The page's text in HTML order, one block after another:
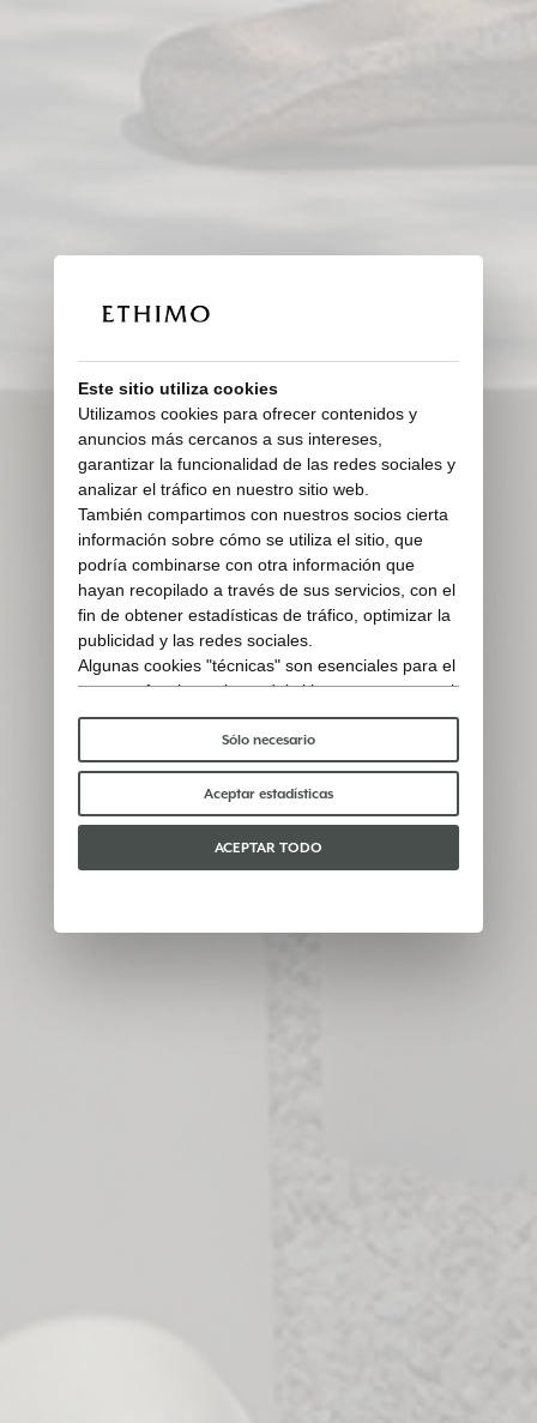
Este sitio utiliza cookies
Utilizamos cookies para ofrecer contenidos y
anuncios más cercanos a sus intereses,
garantizar la funcionalidad de las redes sociales y
analizar el tráfico en nuestro sitio web.
También compartimos con nuestros socios cierta
información sobre cómo se utiliza el sitio, que
podría combinarse con otra información que
hayan recopilado a través de sus servicios, con el
fin de obtener estadísticas de tráfico, optimizar la
publicidad y las redes sociales.
Algunas cookies "técnicas" son esenciales para el
correcto funcionamiento del sitio y no procesan ni
comparten ningún dato personal con terceros.
Para saber más puedes consultar nuestra
de cookies.
Por favor, elige qué cookies aceptar:
Sólo necesario
Aceptar estadísticas
ACEPTAR TODO